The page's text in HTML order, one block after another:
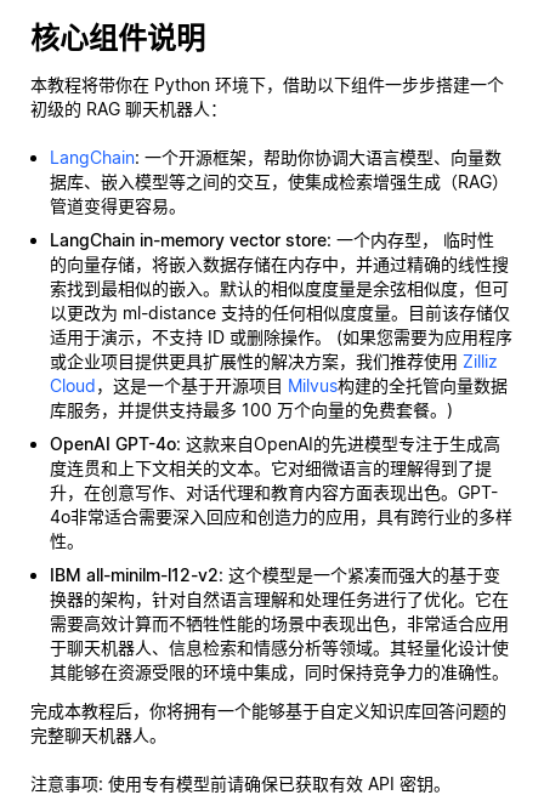
核心组件说明
本教程将带你在 Python 环境下，借助以下组件一步步搭建一个
初级的 RAG 聊天机器人：
LangChain: 一个开源框架，帮助你协调大语言模型、向量数
据库、嵌入模型等之间的交互，使集成检索增强生成（RAG）
管道变得更容易。
LangChain in-memory vector store: 一个内存型， 临时性
的向量存储，将嵌入数据存储在内存中，并通过精确的线性搜
索找到最相似的嵌入。默认的相似度度量是余弦相似度，但可
以更改为 ml-distance 支持的任何相似度度量。目前该存储仅
适用于演示，不支持 ID 或删除操作。 (如果您需要为应用程序
或企业项目提供更具扩展性的解决方案，我们推荐使用 Zilliz
Cloud，这是一个基于开源项目 Milvus构建的全托管向量数据
库服务，并提供支持最多 100 万个向量的免费套餐。)
OpenAI GPT-4o: 这款来自OpenAI的先进模型专注于生成高
度连贯和上下文相关的文本。它对细微语言的理解得到了提
升，在创意写作、对话代理和教育内容方面表现出色。GPT-
4o非常适合需要深入回应和创造力的应用，具有跨行业的多样
性。
IBM all-minilm-l12-v2: 这个模型是一个紧凑而强大的基于变
换器的架构，针对自然语言理解和处理任务进行了优化。它在
需要高效计算而不牺牲性能的场景中表现出色，非常适合应用
于聊天机器人、信息检索和情感分析等领域。其轻量化设计使
其能够在资源受限的环境中集成，同时保持竞争力的准确性。
完成本教程后，你将拥有一个能够基于自定义知识库回答问题的
完整聊天机器人。
注意事项: 使用专有模型前请确保已获取有效 API 密钥。